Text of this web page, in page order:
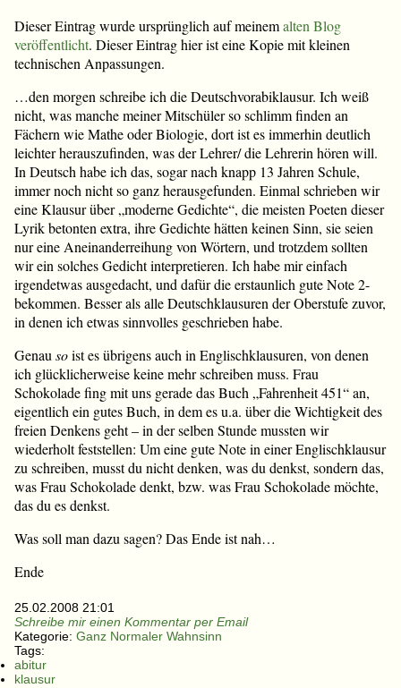
Dieser Eintrag wurde ursprünglich auf meinemalten Blog
veröffentlicht. Dieser Eintrag hier ist eine Kopie mit kleinen
technischen Anpassungen.
…den morgen schreibe ich die Deutschvorabiklausur. Ich weiß
nicht, was manche meiner Mitschüler so schlimm finden an
Fächern wie Mathe oder Biologie, dort ist es immerhin deutlich
leichter herauszufinden, was der Lehrer/ die Lehrerin hören will.
In Deutsch habe ich das, sogar nach knapp 13 Jahren Schule,
immer noch nicht so ganz herausgefunden. Einmal schrieben wir
eine Klausur über „moderne Gedichte“, die meisten Poeten dieser
Lyrik betonten extra, ihre Gedichte hätten keinen Sinn, sie seien
nur eine Aneinanderreihung von Wörtern, und trotzdem sollten
wir ein solches Gedicht interpretieren. Ich habe mir einfach
irgendetwas ausgedacht, und dafür die erstaunlich gute Note 2-
bekommen. Besser als alle Deutschklausuren der Oberstufe zuvor,
in denen ich etwas sinnvolles geschrieben habe.
Genau soist es übrigens auch in Englischklausuren, von denen
ich glücklicherweise keine mehr schreiben muss. Frau
Schokolade fing mit uns gerade das Buch „Fahrenheit 451“ an,
eigentlich ein gutes Buch, in dem es u.a. über die Wichtigkeit des
freien Denkens geht – in der selben Stunde mussten wir
wiederholt feststellen: Um eine gute Note in einer Englischklausur
zu schreiben, musst du nicht denken, was du denkst, sondern das,
was Frau Schokolade denkt, bzw. was Frau Schokolade möchte,
das du es denkst.
Was soll man dazu sagen? Das Ende ist nah…
Ende
25.02.2008 21:01
Schreibe mir einen Kommentar per Email
Kategorie: Ganz Normaler Wahnsinn
Tags:
abitur
klausur